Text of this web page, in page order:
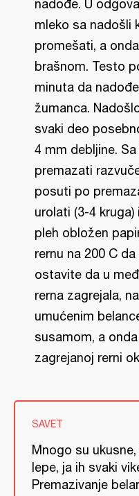
nadođe. U
mleko sa nadošli
promešati, a
brašnom. Testo
minuta da
žumanca.
svaki deo
4 mm debljine.
premazati
posuti po
urolati (3-4
pleh obložen
rernu na 200 C
ostavite da u
rerna zagrejala,
umućenim
susamom, a
zagrejanoj rerni
SAVET
Mnogo su
lepe, ja ih svaki
Premazivanje